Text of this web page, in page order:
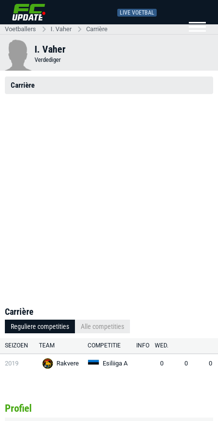
LIVE VOETBAL
Voetballers I. Vaher Carrière
I. Vaher
Verdediger
Carrière
Carrière
Reguliere competities Alle competities
SEIZOEN TEAM COMPETITIE INFO WED.
2019 Rakvere Esiliiga A 0 0 0
Profiel